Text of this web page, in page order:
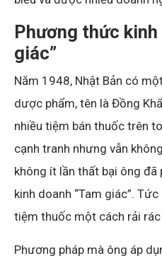
Phương thức kinh
giác”
Năm 1948, Nhật Bản có
dược phẩm, tên là Đồng
nhiều tiệm bán thuốc trên
cạnh tranh nhưng vẫn
không ít lần thất bại ông
kinh doanh “Tam giác”.
tiệm thuốc một cách rải rác
Phương pháp mà ông áp